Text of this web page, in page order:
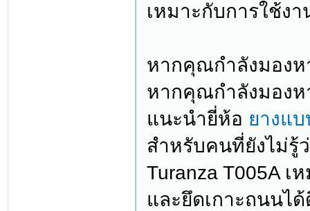
เหมาะกับการใช้ง
หากคุณกำลังมองห
หากคุณกำลังมองห
แนะนำยี่ห้อ ยางแ
สำหรับคนที่ยังไม่รู้
Turanza T005A
และยึดเกาะถนนไ